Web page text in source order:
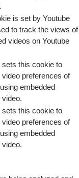
is set by Youtube
to track the views of
videos on Youtube
sets this cookie to
video preferences of
embedded
video.
sets this cookie to
video preferences of
embedded
video.